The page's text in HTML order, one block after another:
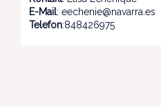
E-Mail: eechenie@navarra.es
Telefon:848426975